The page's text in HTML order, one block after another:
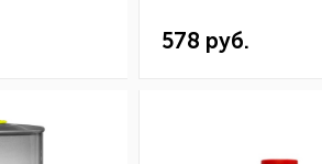
578 руб.